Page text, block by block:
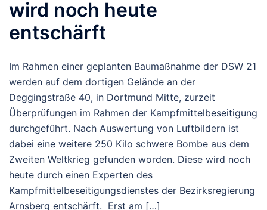
wird noch heute
entschärft
Im Rahmen einer geplanten Baumaßnahme der DSW 21
werden auf dem dortigen Gelände an der
Deggingstraße 40, in Dortmund Mitte, zurzeit
Überprüfungen im Rahmen der Kampfmittelbeseitigung
durchgeführt. Nach Auswertung von Luftbildern ist
dabei eine weitere 250 Kilo schwere Bombe aus dem
Zweiten Weltkrieg gefunden worden. Diese wird noch
heute durch einen Experten des
Kampfmittelbeseitigungsdienstes der Bezirksregierung
Arnsberg entschärft. Erst am […]